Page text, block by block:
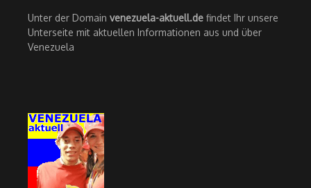
Unter der Domain venezuela-aktuell.de findet Ihr unsere
Unterseite mit aktuellen Informationen aus und über
Venezuela